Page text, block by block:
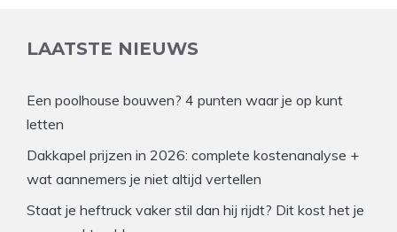
LAATSTE NIEUWS
Een poolhouse bouwen? 4 punten waar je op kunt
letten
Dakkapel prijzen in 2026: complete kostenanalyse +
wat aannemers je niet altijd vertellen
Staat je heftruck vaker stil dan hij rijdt? Dit kost het je